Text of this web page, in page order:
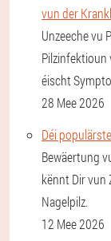
vun der
Unzeeche vu
Pilzinfektioun
éischt
28 Mee 2026
Déi
Bewäertung
kënnt Dir vun
Nagelpilz.
12 Mee 2026